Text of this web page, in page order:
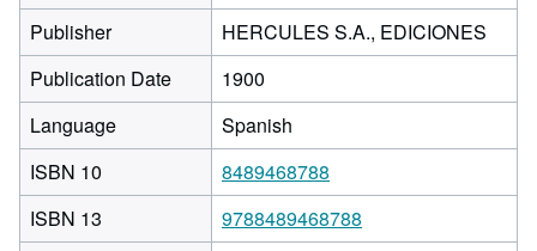
Publisher
HERCULES S.A., EDICIONES
Publication Date
1900
Language
Spanish
ISBN 10
8489468788
ISBN 13
9788489468788